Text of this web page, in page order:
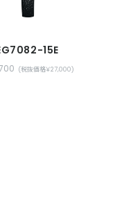
15E
(税抜価格￥27,000)